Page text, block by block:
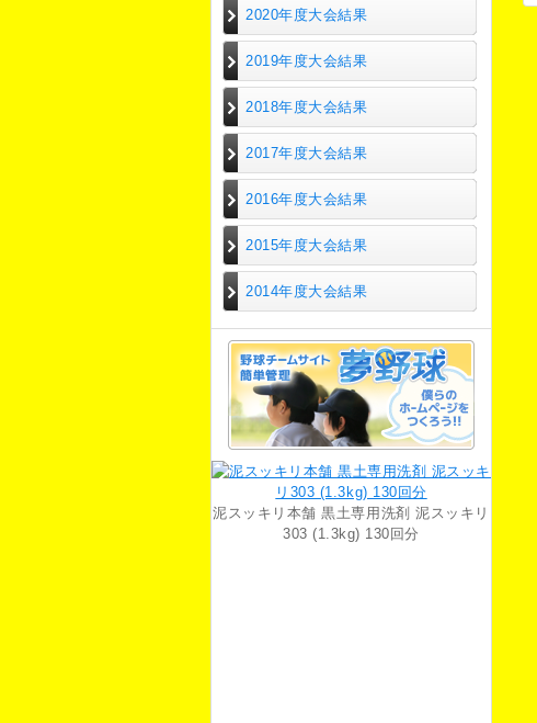
2020年度大会結果
2019年度大会結果
2018年度大会結果
2017年度大会結果
2016年度大会結果
2015年度大会結果
2014年度大会結果
泥スッキリ本舗 黒土専用洗剤 泥スッキリ
303 (1.3kg) 130回分